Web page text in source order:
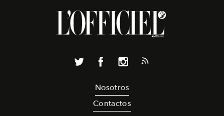
Nosotros
Contactos